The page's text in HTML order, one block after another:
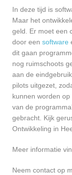
In deze tijd is
Maar het
geld. Er moet een
door een software
dit gaan
nog ruimschoots
aan de
pilots uitgezet,
kunnen worden
van de
gebracht. Kijk
Ontwikkeling in
Meer informatie
Neem contact op